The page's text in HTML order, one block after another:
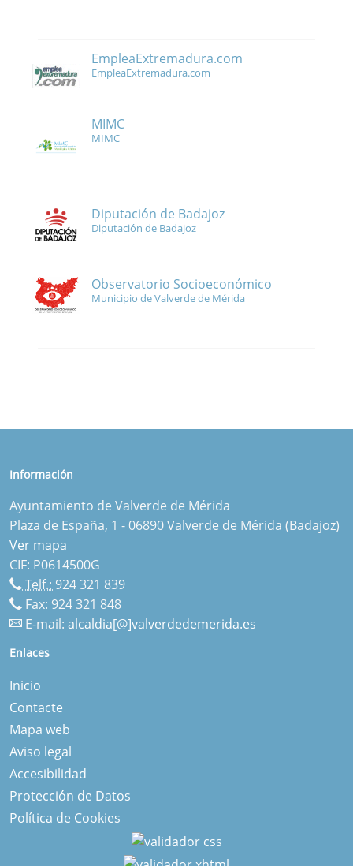
EmpleaExtremadura.com
EmpleaExtremadura.com
MIMC
MIMC
Diputación de Badajoz
Diputación de Badajoz
Observatorio Socioeconómico
Municipio de Valverde de Mérida
Información
Ayuntamiento de Valverde de Mérida
Plaza de España, 1 - 06890 Valverde de Mérida (Badajoz)
Ver mapa
CIF: P0614500G
Telf.: 924 321 839
Fax: 924 321 848
E-mail: alcaldia[@]valverdedemerida.es
Enlaces
Inicio
Contacte
Mapa web
Aviso legal
Accesibilidad
Protección de Datos
Política de Cookies